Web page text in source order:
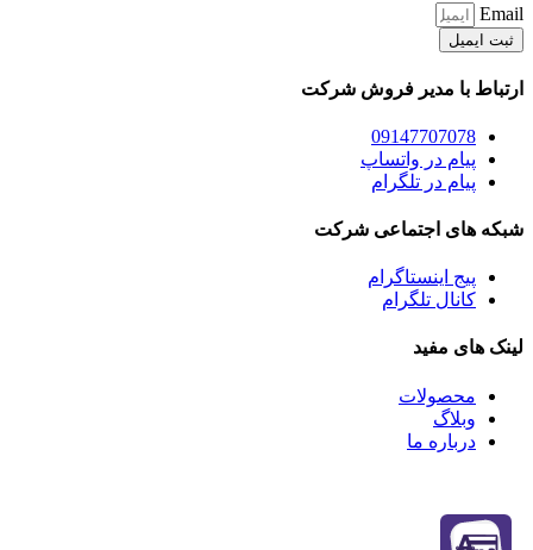
Email
ثبت ایمیل
ارتباط با مدیر فروش شرکت
09147707078
پیام در واتساپ
پیام در تلگرام
شبکه های اجتماعی شرکت
پیج اینستاگرام
کانال تلگرام
لینک های مفید
محصولات
وبلاگ
درباره ما